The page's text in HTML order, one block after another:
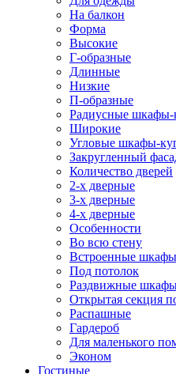
На балкон
Форма
Высокие
Г-образные
Длинные
Низкие
П-образные
Радиусные шкафы-
Широкие
Угловые шкафы-
Закругленный
Количество дверей
2-х дверные
3-х дверные
4-х дверные
Особенности
Во всю стену
Встроенные
Под потолок
Раздвижные
Открытая секция
Распашные
Гардероб
Для маленького
Эконом
Гостиные